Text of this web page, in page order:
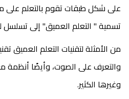
على شكل طبقات تقوم بالتعلم على
تسمية " التعلم العميق" إلى تسلسل
من الأمثلة لتقنيات التعلم العميق
والتعرف على الصوت، وأيضًا أنظمة
وغيرها الكثير.